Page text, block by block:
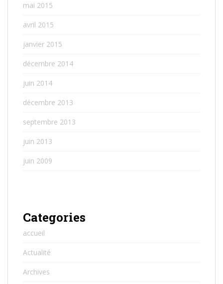
mai 2015
avril 2015
janvier 2015
décembre 2014
juin 2014
décembre 2013
septembre 2013
juin 2013
juin 2009
Categories
accueil
Actualité
Archives